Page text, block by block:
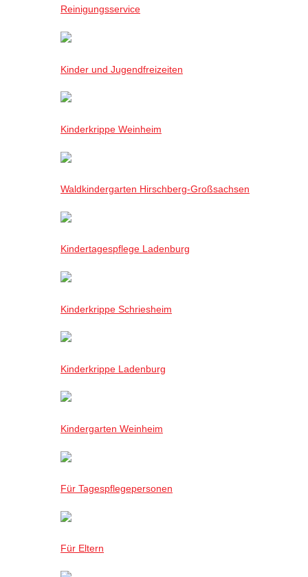
Reinigungsservice
Kinder und Jugendfreizeiten
Kinderkrippe Weinheim
Waldkindergarten Hirschberg-Großsachsen
Kindertagespflege Ladenburg
Kinderkrippe Schriesheim
Kinderkrippe Ladenburg
Kindergarten Weinheim
Für Tagespflegepersonen
Für Eltern